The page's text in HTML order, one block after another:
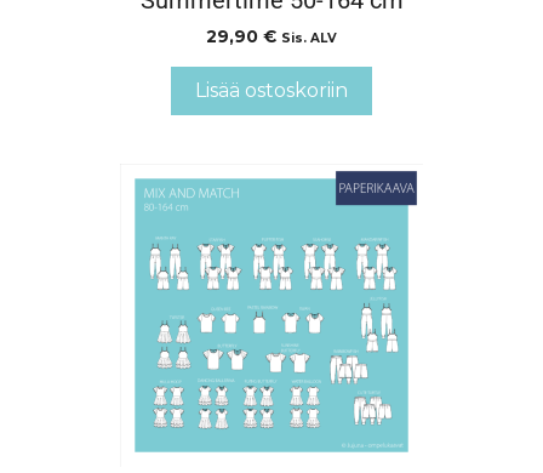
29,90 € Sis. ALV
Lisää ostoskoriin